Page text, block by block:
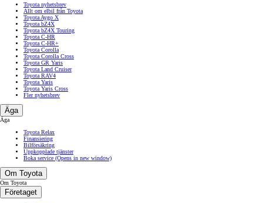
Toyota nyhetsbrev
Allt om elbil från Toyota
Toyota Aygo X
Toyota bZ4X
Toyota bZ4X Touring
Toyota C-HR
Toyota C-HR+
Toyota Corolla
Toyota Corolla Cross
Toyota GR Yaris
Toyota Land Cruiser
Toyota RAV4
Toyota Yaris
Toyota Yaris Cross
Fler nyhetsbrev
Äga
Äga
Toyota Relax
Finansiering
Bilförsäkring
Uppkopplade tjänster
Boka service (Opens in new window)
Om Toyota
Om Toyota
Företaget